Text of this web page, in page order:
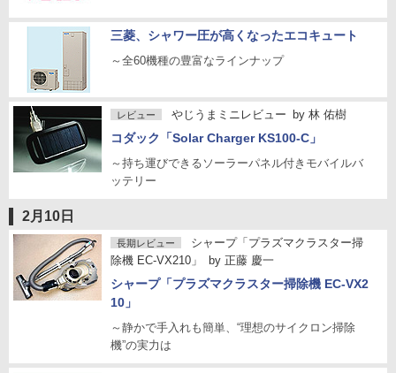
三菱、シャワー圧が高くなったエコキュート
～全60機種の豊富なラインナップ
レビュー やじうまミニレビュー by 林 佑樹
コダック「Solar Charger KS100-C」
～持ち運びできるソーラーパネル付きモバイルバ
ッテリー
2月10日
長期レビュー
シャープ「プラズマクラスター掃
除機 EC-VX210」
by 正藤 慶一
シャープ「プラズマクラスター掃除機 EC-VX2
10」
～静かで手入れも簡単、“理想のサイクロン掃除
機”の実力は